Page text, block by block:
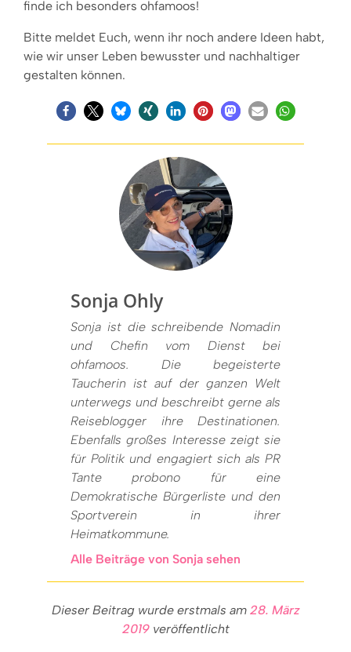
finde ich besonders ohfamoos!
Bitte meldet Euch, wenn ihr noch andere Ideen habt,
wie wir unser Leben bewusster und nachhaltiger
gestalten können.
Sonja Ohly
Sonja ist die schreibende Nomadin
und Chefin vom Dienst bei
ohfamoos. Die begeisterte
Taucherin ist auf der ganzen Welt
unterwegs und beschreibt gerne als
Reiseblogger ihre Destinationen.
Ebenfalls großes Interesse zeigt sie
für Politik und engagiert sich als PR
Tante probono für eine
Demokratische Bürgerliste und den
Sportverein in ihrer
Heimatkommune.
Alle Beiträge von Sonja sehen
Dieser Beitrag wurde erstmals am 28. März
2019veröffentlicht